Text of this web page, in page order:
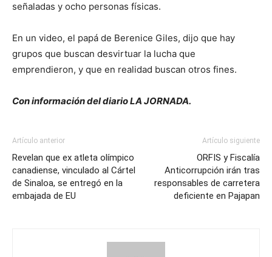
señaladas y ocho personas físicas.
En un video, el papá de Berenice Giles, dijo que hay
grupos que buscan desvirtuar la lucha que
emprendieron, y que en realidad buscan otros fines.
Con información del diario LA JORNADA.
Artículo anterior
Revelan que ex atleta olímpico
canadiense, vinculado al Cártel
de Sinaloa, se entregó en la
embajada de EU
Artículo siguiente
ORFIS y Fiscalía
Anticorrupción irán tras
responsables de carretera
deficiente en Pajapan